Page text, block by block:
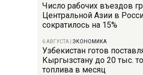
Число рабочих въездов
Центральной Азии в
сократилось на 15%
6 АВГУСТА ЭКОНОМИКА
Узбекистан готов
Кыргызстану до 20 тыс.
топлива в месяц